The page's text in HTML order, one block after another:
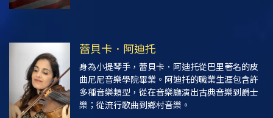
蕾貝卡．阿迪托
身為小提琴手，蕾貝卡．阿迪托從巴里著名的皮
曲尼尼音樂學院畢業。阿迪托的職業生涯包含許
多種音樂類型，從在音樂廳演出古典音樂到爵士
樂；從流行歌曲到鄉村音樂。